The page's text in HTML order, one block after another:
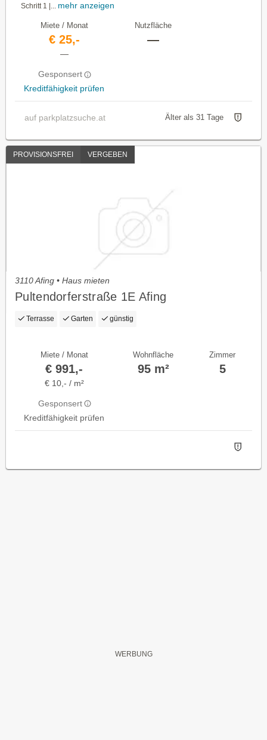
Schritt 1 |... mehr anzeigen
Miete / Monat
€ 25,-
—
Gesponsert
Kreditfähigkeit prüfen
Nutzfläche
—
auf parkplatzsuche.at Älter als 31 Tage
PROVISIONSFREI VERGEBEN
3110 Afing • Haus mieten
Pultendorferstraße 1E Afing
Terrasse Garten günstig
Miete / Monat
€ 991,-
€ 10,- / m²
Gesponsert
Kreditfähigkeit prüfen
Wohnfläche
95 m²
Zimmer
5